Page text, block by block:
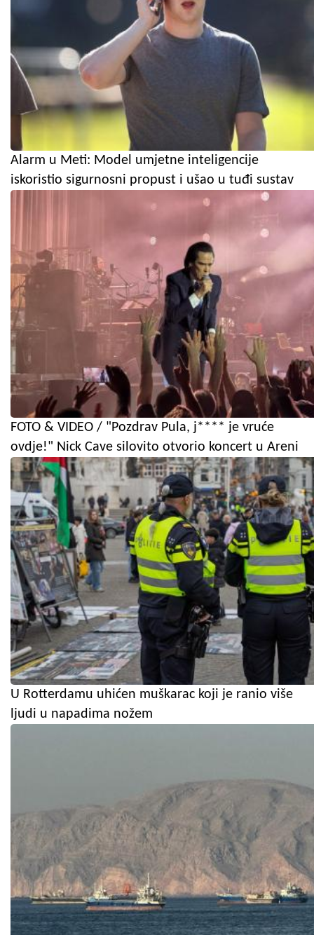
Alarm u Meti: Model umjetne inteligencije
iskoristio sigurnosni propust i ušao u tuđi sustav
FOTO & VIDEO / "Pozdrav Pula, j**** je vruće
ovdje!" Nick Cave silovito otvorio koncert u Areni
U Rotterdamu uhićen muškarac koji je ranio više
ljudi u napadima nožem